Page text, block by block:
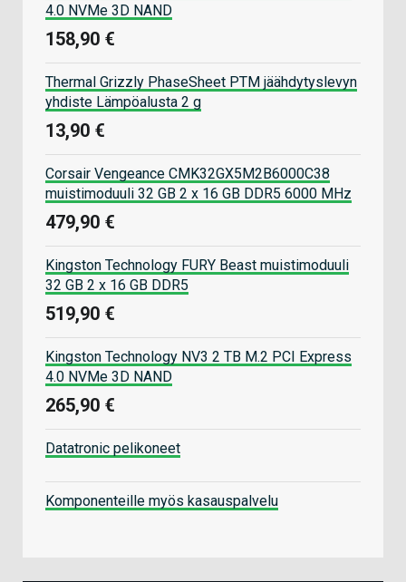
4.0 NVMe 3D NAND
158,90 €
Thermal Grizzly PhaseSheet PTM jäähdytyslevyn
yhdiste Lämpöalusta 2 g
13,90 €
Corsair Vengeance CMK32GX5M2B6000C38
muistimoduuli 32 GB 2 x 16 GB DDR5 6000 MHz
479,90 €
Kingston Technology FURY Beast muistimoduuli
32 GB 2 x 16 GB DDR5
519,90 €
Kingston Technology NV3 2 TB M.2 PCI Express
4.0 NVMe 3D NAND
265,90 €
Datatronic pelikoneet
Komponenteille myös kasauspalvelu